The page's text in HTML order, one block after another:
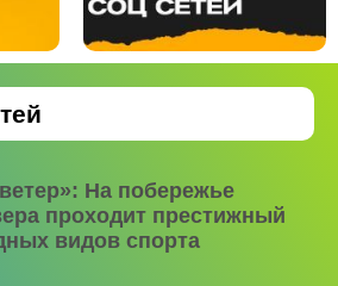
На побережье
проходит престижный
видов спорта